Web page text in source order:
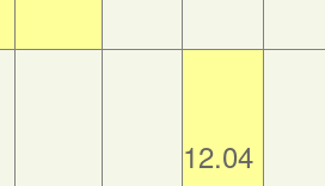
12.04